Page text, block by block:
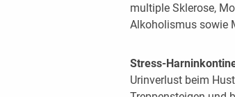
multiple Sklerose,
Alkoholismus sowie
Stress-
Urinverlust beim